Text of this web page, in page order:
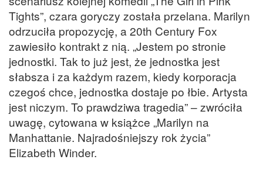
Tights”, czara goryczy została przelana. Marilyn
odrzuciła propozycję, a 20th Century Fox
zawiesiło kontrakt z nią. „Jestem po stronie
jednostki. Tak to już jest, że jednostka jest
słabsza i za każdym razem, kiedy korporacja
czegoś chce, jednostka dostaje po łbie. Artysta
jest niczym. To prawdziwa tragedia” – zwróciła
uwagę, cytowana w książce „Marilyn na
Manhattanie. Najradośniejszy rok życia”
Elizabeth Winder.